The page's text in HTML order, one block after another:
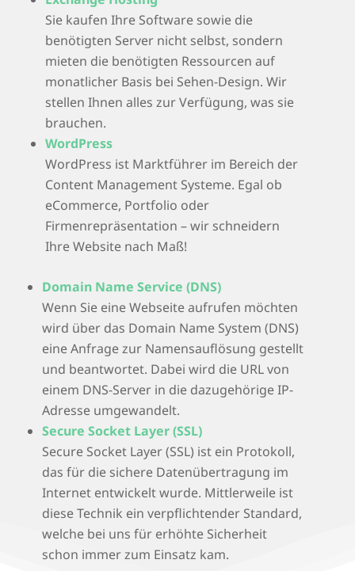
Sie kaufen Ihre Software sowie die
benötigten Server nicht selbst, sondern
mieten die benötigten Ressourcen auf
monatlicher Basis bei Sehen-Design. Wir
stellen Ihnen alles zur Verfügung, was sie
brauchen.
WordPress
WordPress ist Marktführer im Bereich der
Content Management Systeme. Egal ob
eCommerce, Portfolio oder
Firmenrepräsentation – wir schneidern
Ihre Website nach Maß!
Domain Name Service (DNS)
Wenn Sie eine Webseite aufrufen möchten
wird über das Domain Name System (DNS)
eine Anfrage zur Namensauflösung gestellt
und beantwortet. Dabei wird die URL von
einem DNS-Server in die dazugehörige IP-
Adresse umgewandelt.
Secure Socket Layer (SSL)
Secure Socket Layer (SSL) ist ein Protokoll,
das für die sichere Datenübertragung im
Internet entwickelt wurde. Mittlerweile ist
diese Technik ein verpflichtender Standard,
welche bei uns für erhöhte Sicherheit
schon immer zum Einsatz kam.